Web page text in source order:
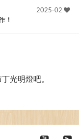
2025-02
！
光明燈吧。